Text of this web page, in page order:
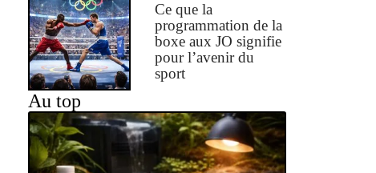
Ce que la
programmation de la
boxe aux JO signifie
pour l’avenir du
sport
Au top